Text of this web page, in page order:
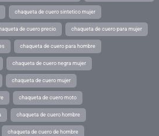
chaqueta de cuero sintetico mujer
de cuero precio chaqueta de cuero para mujer
chaqueta de cuero para hombre
chaqueta de cuero negra mujer
chaqueta de cuero mujer
chaqueta de cuero moto
chaqueta de cuero hombre
chaqueta de cuero de hombre